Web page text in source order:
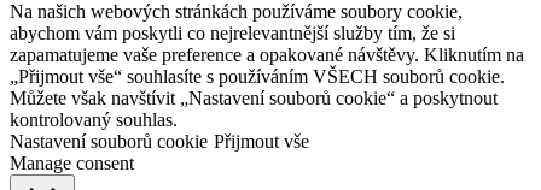
Na našich webových stránkách používáme soubory cookie,
abychom vám poskytli co nejrelevantnější služby tím, že si
zapamatujeme vaše preference a opakované návštěvy. Kliknutím na
„Přijmout vše“ souhlasíte s používáním VŠECH souborů cookie.
Můžete však navštívit „Nastavení souborů cookie“ a poskytnout
kontrolovaný souhlas.
Nastavení souborů cookie Přijmout vše
Manage consent